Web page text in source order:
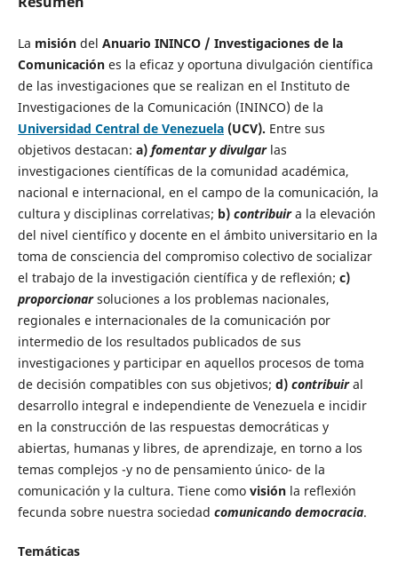
La misióndel Anuario ININCO/ Investigaciones de la
Comunicaciónes la eficaz y oportuna divulgación científica
de las investigaciones que se realizan en el Instituto de
Investigaciones de la Comunicación (ININCO) de la
Universidad Central de Venezuela(UCV). Entre sus
objetivos destacan: a) fomentar y divulgar las
investigaciones científicas de la comunidad académica,
nacional e internacional, en el campo de la comunicación, la
cultura y disciplinas correlativas; b) contribuira la elevación
del nivel científico y docente en el ámbito universitario en la
toma de consciencia del compromiso colectivo de socializar
el trabajo de la investigación científica y de reflexión; c)
proporcionarsoluciones a los problemas nacionales,
regionales e internacionales de la comunicación por
intermedio de los resultados publicados de sus
investigaciones y participar en aquellos procesos de toma
de decisión compatibles con sus objetivos; d) contribuiral
desarrollo integral e independiente de Venezuela e incidir
en la construcción de las respuestas democráticas y
abiertas, humanas y libres, de aprendizaje, en torno a los
temas complejos -y no de pensamiento único- de la
comunicación y la cultura. Tiene como visiónla reflexión
fecunda sobre nuestra sociedad comunicando democracia.
Temáticas